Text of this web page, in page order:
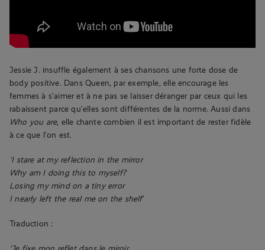
Jessie J. insuffle également à ses chansons une forte dose de
body positive. Dans Queen, par exemple, elle encourage les
femmes à s’aimer et à ne pas se laisser déranger par ceux qui les
rabaissent parce qu’elles sont différentes de la norme. Aussi dans
Who you are, elle chante combien il est important de rester fidèle
à ce que l’on est.
‘I stare at my reflection in the mirror
Why am I doing this to myself?
Losing my mind on a tiny error
I nearly left the real me on the shelf’
Traduction :
‘Je fixe mon reflet dans le miroir